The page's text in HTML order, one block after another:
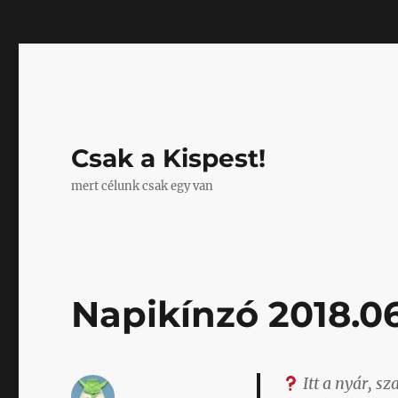
Csak a Kispest!
mert célunk csak egy van
Napikínzó
Itt a nyár,